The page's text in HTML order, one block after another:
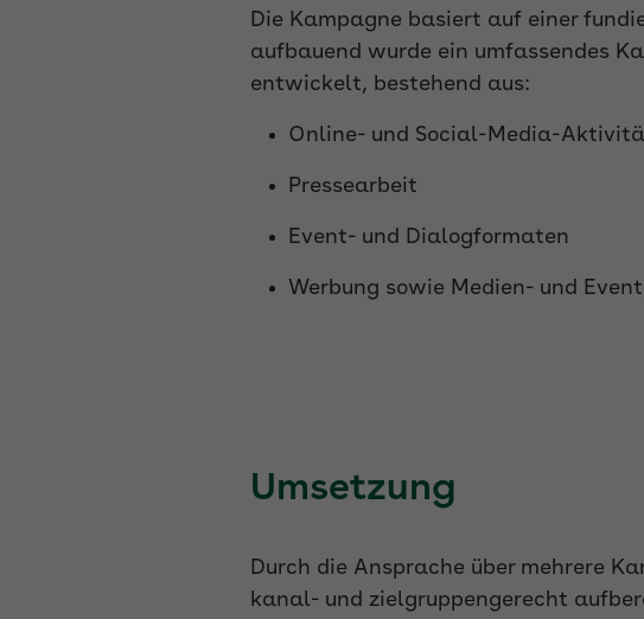
Die Kampagne basiert auf einer
aufbauend wurde ein umfassendes
entwickelt, bestehend aus:
Online- und Social-Media-
Pressearbeit
Event- und Dialogformaten
Werbung sowie Medien- und
Umsetzung
Durch die Ansprache über mehrere
kanal- und zielgruppengerecht